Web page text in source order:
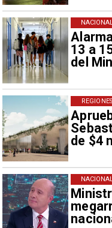
13 a
del
de $4
REGIONES